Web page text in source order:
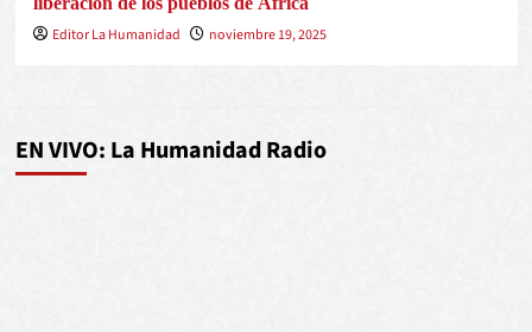
Editor La Humanidad
noviembre 19, 2025
EN VIVO: La Humanidad Radio